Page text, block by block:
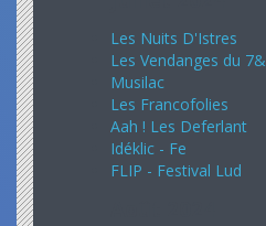
Les Nuits D'Istres
Les Vendanges du 7&
Musilac
Les Francofolies
Aah ! Les Deferlant
Idéklic - Fe
FLIP - Festival Lud